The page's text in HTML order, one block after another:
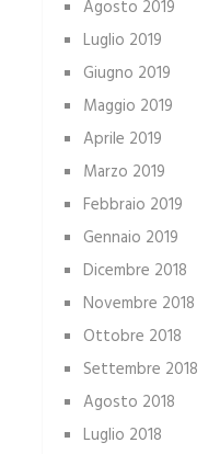
Agosto 2019
Luglio 2019
Giugno 2019
Maggio 2019
Aprile 2019
Marzo 2019
Febbraio 2019
Gennaio 2019
Dicembre 2018
Novembre 2018
Ottobre 2018
Settembre 2018
Agosto 2018
Luglio 2018